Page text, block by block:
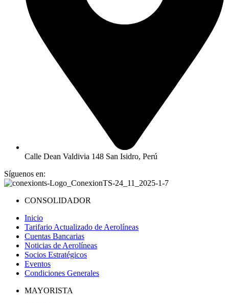
Calle Dean Valdivia 148 San Isidro, Perú
Síguenos en:
CONSOLIDADOR
Inicio
Tarifario Actualizado de Aerolíneas
Cuentas Bancarias
Noticias de Aerolíneas
Socios Estratégicos
Eventos
Condiciones Generales
MAYORISTA